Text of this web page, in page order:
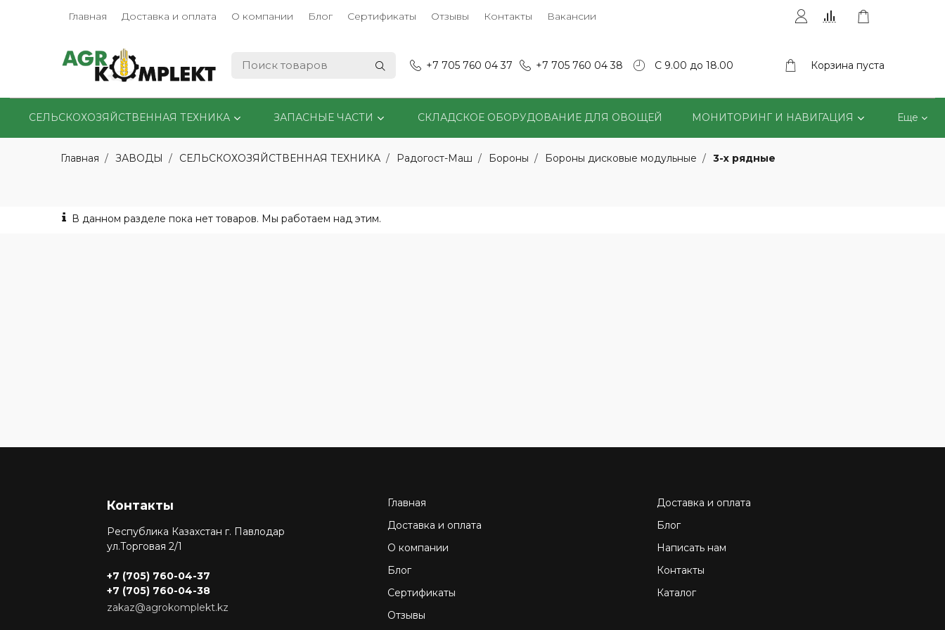
Главная Доставка и оплата О компании Блог Сертификаты Отзывы Контакты Вакансии
+7 705 760 04 37 +7 705 760 04 38 С 9.00 до 18.00 Корзина пуста
СЕЛЬСКОХОЗЯЙСТВЕННАЯ ТЕХНИКА ЗАПАСНЫЕ ЧАСТИ СКЛАДСКОЕ ОБОРУДОВАНИЕ ДЛЯ ОВОЩЕЙ МОНИТОРИНГ И НАВИГАЦИЯ Еще
Главная ЗАВОДЫ СЕЛЬСКОХОЗЯЙСТВЕННАЯ ТЕХНИКА Радогост-Маш Бороны Бороны дисковые модульные 3-х рядные
В данном разделе пока нет товаров. Мы работаем над этим.
Главная
Доставка и оплата
О компании
Блог
Сертификаты
Отзывы
Доставка и оплата
Блог
Написать нам
Контакты
Каталог
Контакты
Республика Казахстан г. Павлодар
ул.Торговая 2/1
+7 (705) 760-04-37
+7 (705) 760-04-38
zakaz@agrokomplekt.kz